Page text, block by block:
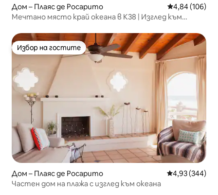
Дом – Плаяс де Росарито Средна
4,84 (106)
Мечтано място край океана в K38 | Изглед към
Избор на гостите
Избор на гостите
Дом – Плаяс де Росарито Средна
4,93 (344)
Частен дом на плажа с изглед към океана